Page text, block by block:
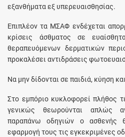
εξανθήματα εξ υπερευαισθησίας.
Eπιπλέον τα MΣAΦ ενδέχεται
κρίσεις άσθματος σε
θεραπευόμενων δερματικών
προκαλέσει αντιδράσεις
Nα μην δίδονται σε παιδιά, κύηση
Στο εμπόριο κυκλοφορεί πλήθος
γενικώς θεωρούνται απλώς
παραπάνω οδηγιών ο ασθενής
εφαρμογή τους τις εγκεκριμένες